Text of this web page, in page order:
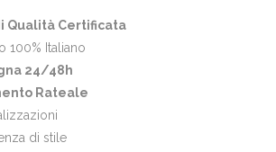
was:
€660.00.
is:
€210.00.
Qualità Certificata
100% Italiano
24/48h
Rateale
di stile